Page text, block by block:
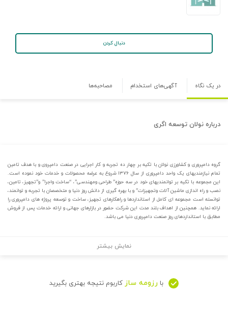
دنبال کردن
در یک نگاه آگهی‌های استخدام مصاحبه‌ها
درباره نولان توسعه اگری
گروه دامپروری و کشاورزی نولان با تکیه بر چهار ده تجربه و کار اجرایی در صنعت دامپروی و با هدف تامین
تمام نیازمندیهای یک واحد دامپروری از سال ۱۳۷۶ شروع به عرضه محصولات و خدمات خود نموده است.
این مجموعه با تکیه بر توانمندیهای خود در سه حوزه” طراحی ومهندسی”، “ساخت واجرا” و”تجهیز، تامین،
نصب و راه اندازی ماشین آلات وتجهیزات” و با بهره گیری از دانش روز دنیا و متخصصان با تجربه و توانمند،
توانسته است مجموعه ای کامل از استانداردها و راهکارهای تجهیز، ساخت و توسعه پروژه های دامپروری را
ارائه نماید. همچنین از اهداف بلند مدت این شرکت حضور در بازارهای جهانی و ارائه خدمات پس از فروش
مطابق با استانداردهای روز صنعت دامپروری دنیا می باشد.
نمایش بیشتر
با رزومه ساز کاربوم نتیجه بهتری بگیرید